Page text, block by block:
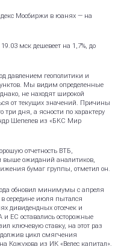
Мосбиржи в юанях — на
мск дешевеет на 1,7%, до
давлением геополитики и
Мы видим определенные
не находят широкой
от текущих значений. Причины
три дня, а ясности по характеру
Шепелев из «БКС Мир
отчетность ВТБ,
выше ожиданий аналитиков,
бумаг группы, отметил он.
обновил минимумы с апреля
середине июля пытался
дивидендных отсечек и
и ЕС оставались осторожные
ключевую ставку, на этот раз
цикл смягчения
Кожухова из ИК «Велес капитал».